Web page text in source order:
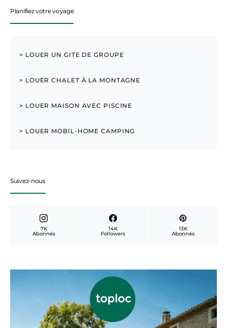
Planifiez votre voyage
> LOUER UN GITE DE GROUPE
> LOUER CHALET À LA MONTAGNE
> LOUER MAISON AVEC PISCINE
> LOUER MOBIL-HOME CAMPING
Suivez-nous
7K
Abonnés
14K
Followers
13K
Abonnés